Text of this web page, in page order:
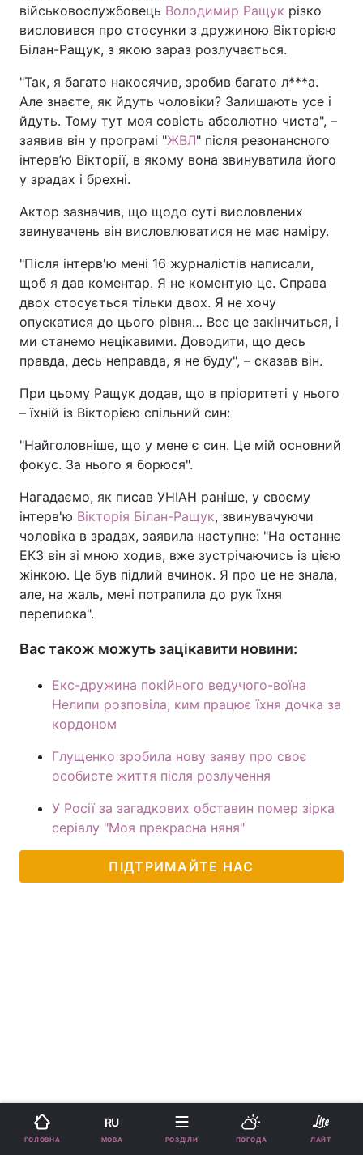
військовослужбовець Володимир Ращук різко
висловився про стосунки з дружиною Вікторією
Білан-Ращук, з якою зараз розлучається.
"Так, я багато накосячив, зробив багато л***а.
Але знаєте, як йдуть чоловіки? Залишають усе і
йдуть. Тому тут моя совість абсолютно чиста", –
заявив він у програмі "ЖВЛ" після резонансного
інтерв’ю Вікторії, в якому вона звинуватила його
у зрадах і брехні.
Актор зазначив, що щодо суті висловлених
звинувачень він висловлюватися не має наміру.
"Після інтерв'ю мені 16 журналістів написали,
щоб я дав коментар. Я не коментую це. Справа
двох стосується тільки двох. Я не хочу
опускатися до цього рівня… Все це закінчиться, і
ми станемо нецікавими. Доводити, що десь
правда, десь неправда, я не буду", – сказав він.
При цьому Ращук додав, що в пріоритеті у нього
– їхній із Вікторією спільний син:
"Найголовніше, що у мене є син. Це мій основний
фокус. За нього я борюся".
Нагадаємо, як писав УНІАН раніше, у своєму
інтерв'ю Вікторія Білан-Ращук, звинувачуючи
чоловіка в зрадах, заявила наступне: "На останнє
ЕКЗ він зі мною ходив, вже зустрічаючись із цією
жінкою. Це був підлий вчинок. Я про це не знала,
але, на жаль, мені потрапила до рук їхня
переписка".
Вас також можуть зацікавити новини:
Екс-дружина покійного ведучого-воїна
Нелипи розповіла, ким працює їхня дочка за
кордоном
Глущенко зробила нову заяву про своє
особисте життя після розлучення
У Росії за загадкових обставин помер зірка
серіалу "Моя прекрасна няня"
ПІДТРИМАЙТЕ НАС
ГОЛОВНА
RU
МОВА РОЗДІЛИ ПОГОДА ЛАЙТ